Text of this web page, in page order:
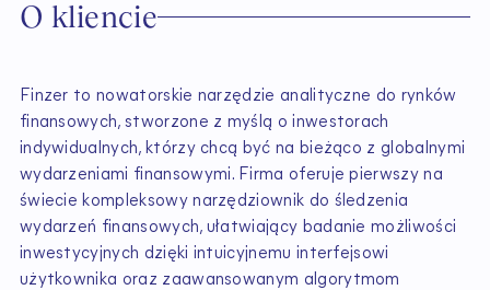
O kliencie
Finzer to nowatorskie narzędzie analityczne do rynków
finansowych, stworzone z myślą o inwestorach
indywidualnych, którzy chcą być na bieżąco z globalnymi
wydarzeniami finansowymi. Firma oferuje pierwszy na
świecie kompleksowy narzędziownik do śledzenia
wydarzeń finansowych, ułatwiający badanie możliwości
inwestycyjnych dzięki intuicyjnemu interfejsowi
użytkownika oraz zaawansowanym algorytmom